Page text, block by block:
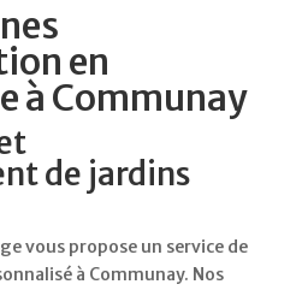
en
à Communay
de jardins
vous propose un service de
à Communay. Nos